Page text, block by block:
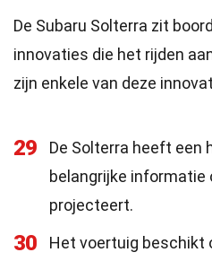
De Subaru Solterra zit
innovaties die het rijden
zijn enkele van deze
29
De Solterra heeft een
belangrijke informatie
projecteert.
30
Het voertuig beschikt